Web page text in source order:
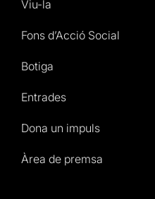
Viu-la
Fons d’Acció Social
Botiga
Entrades
Dona un impuls
Àrea de premsa